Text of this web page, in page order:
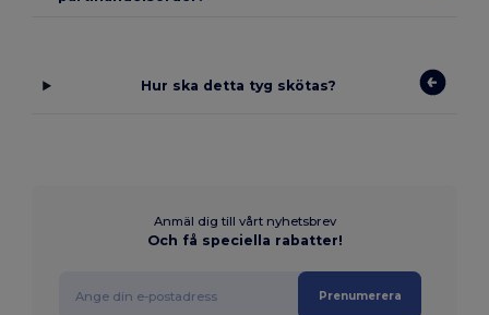
Hur ska detta tyg skötas?
Anmäl dig till vårt nyhetsbrev
Och få speciella rabatter!
Prenumerera